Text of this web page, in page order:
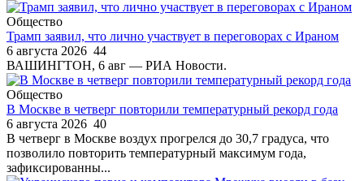
Общество
Трамп заявил, что лично участвует в переговорах с Ираном
6 августа 2026 44
ВАШИНГТОН, 6 авг — РИА Новости.
Общество
В Москве в четверг повторили температурный рекорд года
6 августа 2026 40
В четверг в Москве воздух прогрелся до 30,7 градуса, что
позволило повторить температурный максимум года,
зафиксированны...